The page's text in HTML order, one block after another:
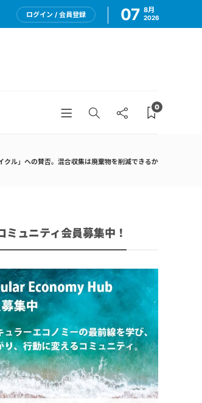
ログイン / 会員登録 07 8月
2026
0
クル」への賛否。混合収集は廃棄物を削減できるか
ミュニティ会員募集中！